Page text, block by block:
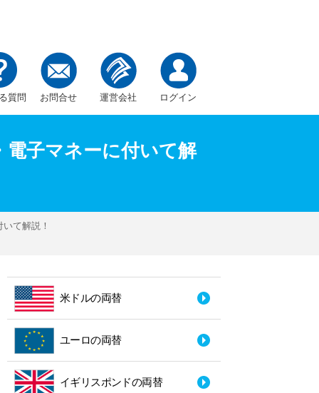
質問 お問合せ 運営会社 ログイン
子マネーに付いて解
て解説！
米ドルの両替
ユーロの両替
イギリスポンドの両替